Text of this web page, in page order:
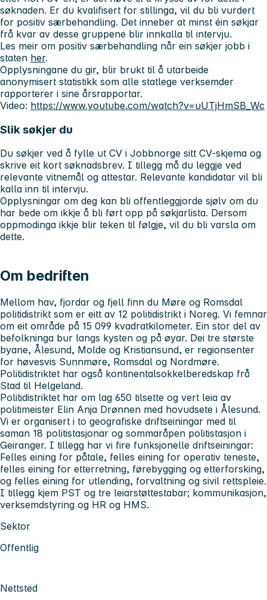
søknaden. Er du kvalifisert for stillinga, vil du bli vurdert
for positiv særbehandling. Det inneber at minst éin søkjar
frå kvar av desse gruppene blir innkalla til intervju.
Les meir om positiv særbehandling når ein søkjer jobb i
staten her.
Opplysningane du gir, blir brukt til å utarbeide
anonymisert statistikk som alle statlege verksemder
rapporterer i sine årsrapportar.
Video: https://www.youtube.com/watch?v=uUTjHmSB_Wc
Slik søkjer du
Du søkjer ved å fylle ut CV i Jobbnorge sitt CV-skjema og
skrive eit kort søknadsbrev. I tillegg må du leggje ved
relevante vitnemål og attestar. Relevante kandidatar vil bli
kalla inn til intervju.
Opplysningar om deg kan bli offentleggjorde sjølv om du
har bede om ikkje å bli ført opp på søkjarlista. Dersom
oppmodinga ikkje blir teken til følgje, vil du bli varsla om
dette.
Om bedriften
Mellom hav, fjordar og fjell finn du Møre og Romsdal
politidistrikt som er eitt av 12 politidistrikt i Noreg. Vi femnar
om eit område på 15 099 kvadratkilometer. Ein stor del av
befolkninga bur langs kysten og på øyar. Dei tre største
byane, Ålesund, Molde og Kristiansund, er regionsenter
for høvesvis Sunnmøre, Romsdal og Nordmøre.
Politidistriktet har også kontinentalsokkelberedskap frå
Stad til Helgeland.
Politidistriktet har om lag 650 tilsette og vert leia av
politimeister Elin Anja Drønnen med hovudsete i Ålesund.
Vi er organisert i to geografiske driftseiningar med til
saman 18 politistasjonar og sommaråpen politistasjon i
Geiranger. I tillegg har vi fire funksjonelle driftseiningar:
Felles eining for påtale, felles eining for operativ teneste,
felles eining for etterretning, førebygging og etterforsking,
og felles eining for utlending, forvaltning og sivil rettspleie.
I tillegg kjem PST og tre leiarstøttestabar; kommunikasjon,
verksemdstyring og HR og HMS.
Sektor
Offentlig
Nettsted